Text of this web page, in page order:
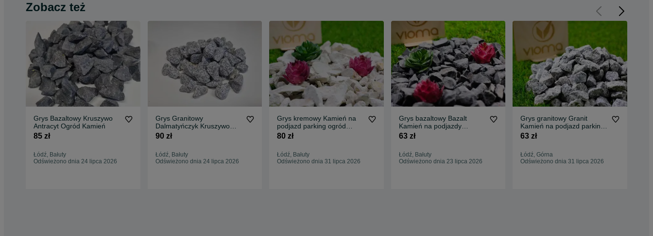
Zobacz też
Grys Bazaltowy Kruszywo
Antracyt Ogród Kamień
85 zł
Łódź, Bałuty
Odświeżono dnia 24 lipca 2026
Grys Granitowy
Dalmatyńczyk Kruszywo
Ogrody Kamień
90 zł
Łódź, Bałuty
Odświeżono dnia 24 lipca 2026
Grys kremowy Kamień na
podjazd parking ogród
Transport Tanio
80 zł
Łódź, Bałuty
Odświeżono dnia 31 lipca 2026
Grys bazaltowy Bazalt
Kamień na podjazdy
parking ogród Transport
63 zł
Łódź, Bałuty
Odświeżono dnia 23 lipca 2026
Grys granitowy Granit
Kamień na podjazd parking
ogród Transport Tanio
63 zł
Łódź, Górna
Odświeżono dnia 31 lipca 2026